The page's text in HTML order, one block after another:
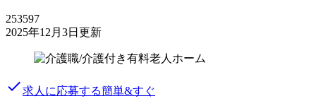
253597
2025年12月3日更新
done求人に応募する簡単&すぐ